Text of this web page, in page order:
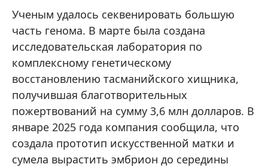
Ученым удалось секвенировать большую
часть генома. В марте была создана
исследовательская лаборатория по
комплексному генетическому
восстановлению тасманийского хищника,
получившая благотворительных
пожертвований на сумму 3,6 млн долларов. В
январе 2025 года компания сообщила, что
создала прототип искусственной матки и
сумела вырастить эмбрион до середины